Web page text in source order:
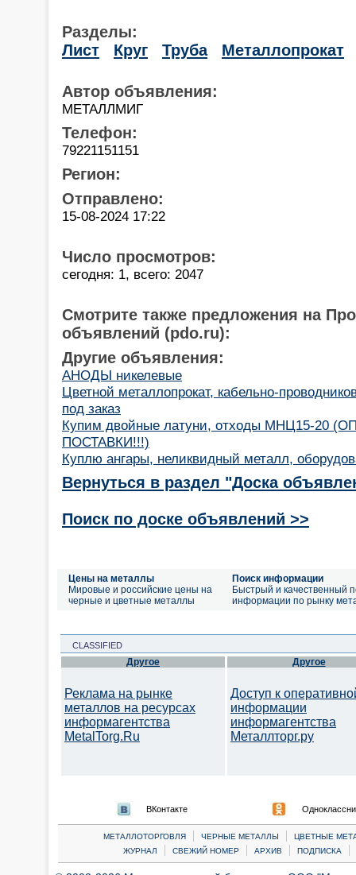
Разделы:
Лист
Круг Труба Металлопрокат
Автор объявления:
МЕТАЛЛМИГ
Телефон:
79221151151
Регион:
Отправлено:
15-08-2024 17:22
Число просмотров:
сегодня: 1, всего: 2047
Смотрите также предложения на
объявлений (pdo.ru):
Другие объявления:
АНОДЫ никелевые
Цветной металлопрокат, кабельно-
под заказ
Купим двойные латуни, отходы МНЦ15-20
ПОСТАВКИ!!!)
Куплю ангары, неликвидный металл,
Вернуться в раздел "Доска
Поиск по доске объявлений >>
Цены на металлы
Мировые и российские цены на
черные и цветные металлы
Поиск информации
Быстрый и качественный
информации по рынку
CLASSIFIED
Другое
Реклама на рынке
металлов на ресурсах
информагентства
MetalTorg.Ru
Другое
Доступ к
информации
информагентства
Металлторг.ру
ВКонтакте
МЕТАЛЛОТОРГОВЛЯ | ЧЕРНЫЕ МЕТАЛЛЫ |
ЦВЕТНЫЕ
ЖУРНАЛ
| СВЕЖИЙ НОМЕР | АРХИВ | ПОДПИСКА |